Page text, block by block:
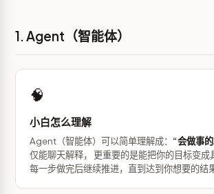
1. Agent（智能体）
🧠
小白怎么理解
Agent（智能体）可以简单理解成： “会做事
仅能聊天解释， 更重要的是能把你的目标变成
每一步做完后继续推进，直到达到你想要的结